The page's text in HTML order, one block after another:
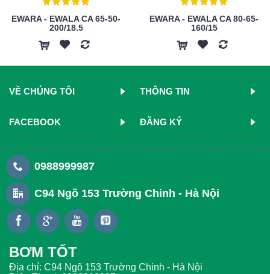
EWARA - EWALA CA 65-50-
200/18.5
EWARA - EWALA CA 80-65-
160/15
VỀ CHÚNG TÔI THÔNG TIN
FACEBOOK ĐĂNG KÝ
0988999987
C94 Ngõ 153 Trường Chinh - Hà Nội
BƠM TỐT
Địa chỉ: C94 Ngõ 153 Trường Chinh - Hà Nội